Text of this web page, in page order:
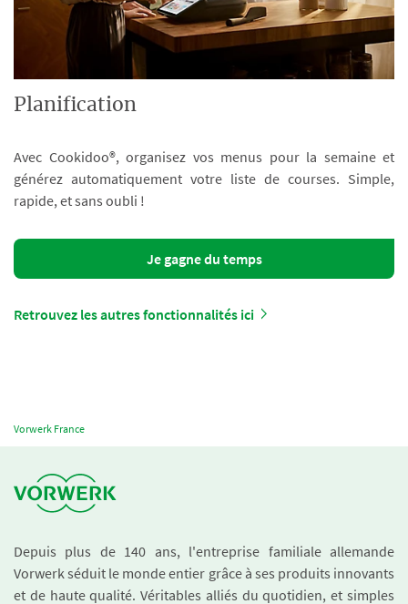
Planification
Avec Cookidoo®, organisez vos menus pour la semaine et
générez automatiquement votre liste de courses. Simple,
rapide, et sans oubli !
Je gagne du temps
Retrouvez les autres fonctionnalités ici
Vorwerk France
Depuis plus de 140 ans, l'entreprise familiale allemande
Vorwerk séduit le monde entier grâce à ses produits innovants
et de haute qualité. Véritables alliés du quotidien, et simples